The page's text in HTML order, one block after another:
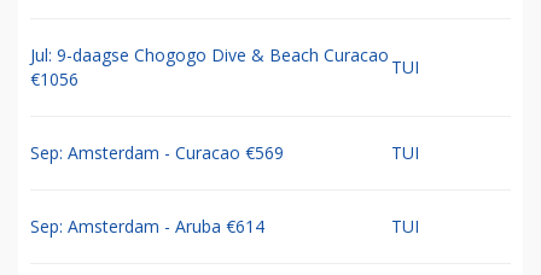
Jul: 9-daagse Chogogo Dive & Beach Curacao
€1056
TUI
Sep: Amsterdam - Curacao €569 TUI
Sep: Amsterdam - Aruba €614 TUI